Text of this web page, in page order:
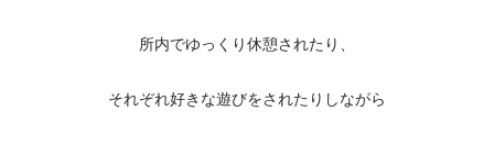
所内でゆっくり休憩されたり、
それぞれ好きな遊びをされたりしながら